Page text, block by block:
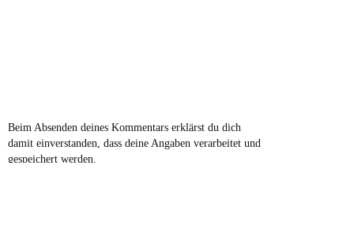
Beim Absenden deines Kommentars erklärst du dich
damit einverstanden, dass deine Angaben verarbeitet und
gespeichert werden.